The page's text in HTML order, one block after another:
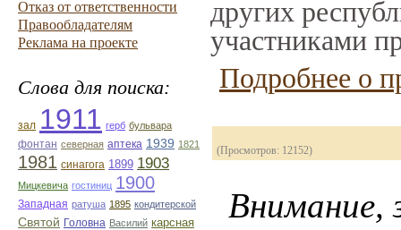
Отказ от ответственности
Правообладателям
Реклама на проекте
Слова для поиска:
зал 1911 герб бульвара
фонтан северная аптека 1939 1821
1981 синагога 1899 1903
Мицкевича гостиниц 1900
Западная ратуша 1895 кондитерской
Святой Головна Василий карсная
других
участниками
Подробнее о
(Просмотров: 12152)
Внимание,